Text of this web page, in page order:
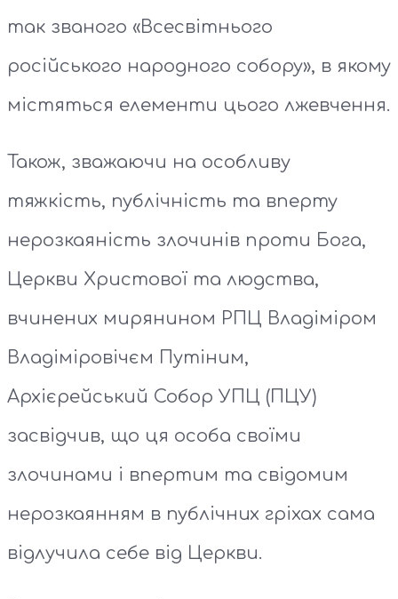
так званого «Всесвітнього
російського народного собору», в якому
містяться елементи цього лжевчення.
Також, зважаючи на особливу
тяжкість, публічність та вперту
нерозкаяність злочинів проти Бога,
Церкви Христової та людства,
вчинених мирянином РПЦ Владіміром
Владіміровічєм Путіним,
Архієрейський Собор УПЦ (ПЦУ)
засвідчив, що ця особа своїми
злочинами і впертим та свідомим
нерозкаянням в публічних гріхах сама
відлучила себе від Церкви.